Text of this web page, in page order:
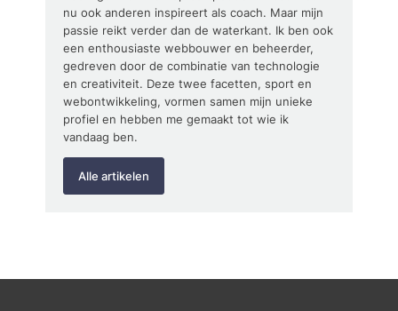
nu ook anderen inspireert als coach. Maar mijn
passie reikt verder dan de waterkant. Ik ben ook
een enthousiaste webbouwer en beheerder,
gedreven door de combinatie van technologie
en creativiteit. Deze twee facetten, sport en
webontwikkeling, vormen samen mijn unieke
profiel en hebben me gemaakt tot wie ik
vandaag ben.
Alle artikelen